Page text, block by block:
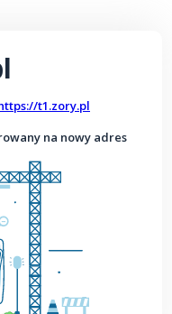
t1.zory.pl
na nowy adres